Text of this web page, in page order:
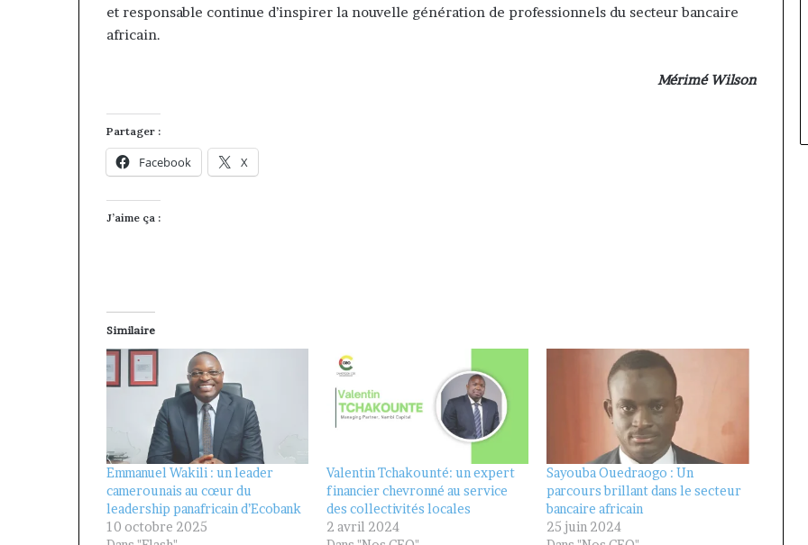
et responsable continue d’inspirer la nouvelle génération de professionnels du secteur bancaire
africain.
Mérimé Wilson
Partager :
Facebook X
J’aime ça :
Similaire
Emmanuel Wakili : un leader
camerounais au cœur du
leadership panafricain d’Ecobank
10 octobre 2025
Valentin Tchakounté: un expert
financier chevronné au service
des collectivités locales
2 avril 2024
Sayouba Ouedraogo : Un
parcours brillant dans le secteur
bancaire africain
25 juin 2024